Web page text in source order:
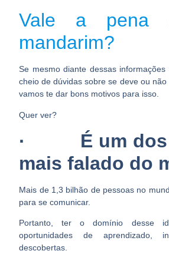
Vale a pena
mandarim?
Se mesmo diante dessas
cheio de dúvidas sobre se deve ou não
vamos te dar bons motivos para isso.
Quer ver?
· É um dos
mais falado do
Mais de 1,3 bilhão de pessoas no
para se comunicar.
Portanto, ter o domínio desse
oportunidades de aprendizado,
descobertas.